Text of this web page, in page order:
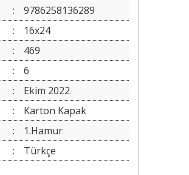
:
9786258136289
:
16x24
:
469
:
6
:
Ekim 2022
:
Karton Kapak
:
1.Hamur
: Türkçe